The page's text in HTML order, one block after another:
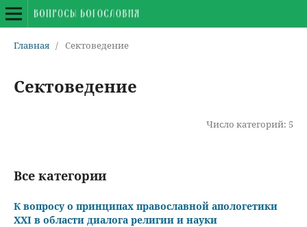
Главная / Сектоведение
Сектоведение
Число категорий: 5
Все категории
К вопросу о принципах православной апологетики
XXI в области диалога религии и науки